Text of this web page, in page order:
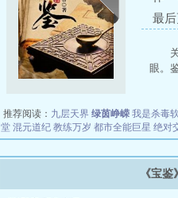
最
眼。
推荐阅读： 九层天界 绿茵峥嵘 我是杀毒
堂 混元道纪 教练万岁 都市全能巨星 绝对
《宝